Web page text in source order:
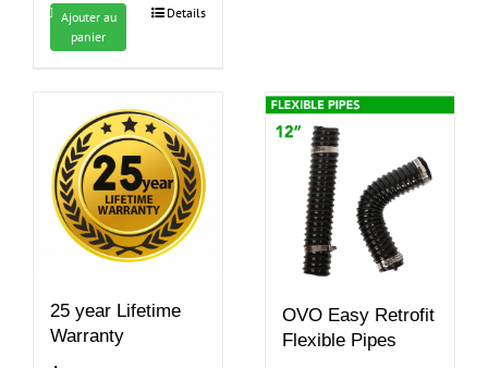
Ajouter au
panier
Details
25 year Lifetime
Warranty
OVO Easy Retrofit
Flexible Pipes